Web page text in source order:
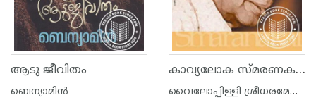
ആടു ജീവിതം
ബെന്യാമിന്‍
കാവ്യലോക സ്മരണകള്‍
വൈലോപ്പിള്ളി ശ്രീധരമേനോ‌ന്‍